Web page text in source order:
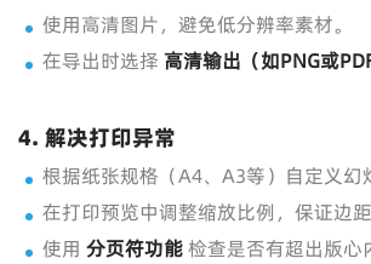
使用高清图片，避免低分辨率素材。
在导出时选择 高清输出（如PNG或
4. 解决打印异常
根据纸张规格（A4、A3等）自定义幻
在打印预览中调整缩放比例，保证边距
使用 分页符功能检查是否有超出版心